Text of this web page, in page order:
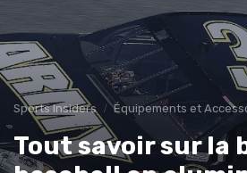
Sports Insiders Équipements et
Tout savoir sur la
Bons plans matériel
Avant-premières